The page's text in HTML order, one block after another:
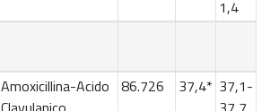
1,4
Amoxicillina-Acido 86.726 37,4* 37,1-